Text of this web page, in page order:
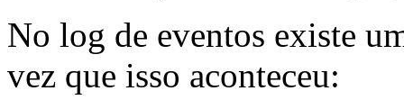
No log de eventos existe
vez que isso aconteceu: